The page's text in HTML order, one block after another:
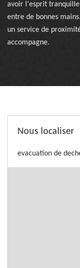
avoir l'esprit
entre de bonnes
un service de
accompagne.
Nous localiser
evacuation de